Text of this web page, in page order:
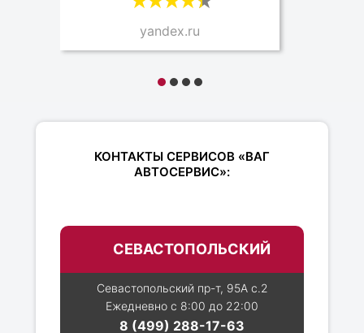
yandex.ru
КОНТАКТЫ СЕРВИСОВ «ВАГ
АВТОСЕРВИС»:
СЕВАСТОПОЛЬСКИЙ
Севастопольский пр-т, 95А с.2
Ежедневно с 8:00 до 22:00
8 (499) 288-17-63